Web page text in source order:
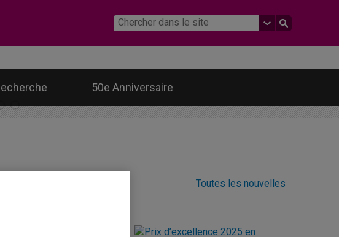
50e Anniversaire
Toutes les nouvelles